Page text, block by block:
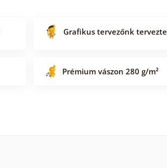
Grafikus tervezőnk tervezte
Prémium vászon 280 g/m²